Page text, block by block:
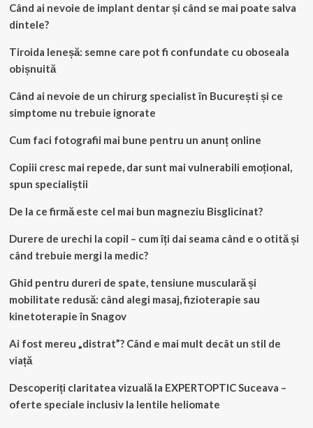
Când ai nevoie de implant dentar și când se mai poate salva
dintele?
Tiroida leneșă: semne care pot fi confundate cu oboseala
obișnuită
Când ai nevoie de un chirurg specialist în București și ce
simptome nu trebuie ignorate
Cum faci fotografii mai bune pentru un anunț online
Copiii cresc mai repede, dar sunt mai vulnerabili emoțional,
spun specialiștii
De la ce firmă este cel mai bun magneziu Bisglicinat?
Durere de urechi la copil – cum îți dai seama când e o otită și
când trebuie mergi la medic?
Ghid pentru dureri de spate, tensiune musculară și
mobilitate redusă: când alegi masaj, fizioterapie sau
kinetoterapie în Snagov
Ai fost mereu „distrat”? Când e mai mult decât un stil de
viață
Descoperiți claritatea vizuală la EXPERTOPTIC Suceava –
oferte speciale inclusiv la lentile heliomate